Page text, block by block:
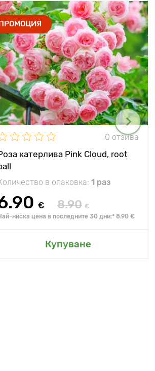
ПРОМОЦИЯ
0 отзива
катерлива Pink Cloud, root
в опаковка: 1 раз
€ 8.90 €
ниска цена в последните 30 дни:* 8.90 €
Купуване